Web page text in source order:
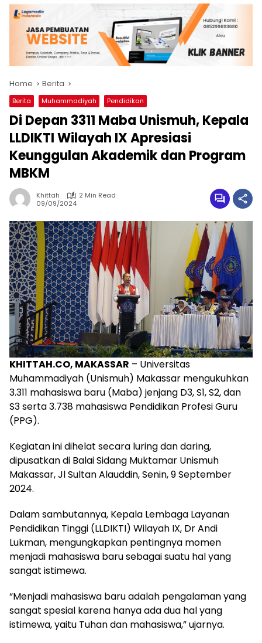
Home Berita
Berita Muhammadiyah Pendidikan
Di Depan 3311 Maba Unismuh, Kepala
LLDIKTI Wilayah IX Apresiasi
Keunggulan Akademik dan Program
MBKM
Khittah
2 Min Read
09/09/2024
KHITTAH.CO, MAKASSAR – Universitas
Muhammadiyah (Unismuh) Makassar mengukuhkan
3.311 mahasiswa baru (Maba) jenjang D3, S1, S2, dan
S3 serta 3.738 mahasiswa Pendidikan Profesi Guru
(PPG).
Kegiatan ini dihelat secara luring dan daring,
dipusatkan di Balai Sidang Muktamar Unismuh
Makassar, Jl Sultan Alauddin, Senin, 9 September
2024.
Dalam sambutannya, Kepala Lembaga Layanan
Pendidikan Tinggi (LLDIKTI) Wilayah IX, Dr Andi
Lukman, mengungkapkan pentingnya momen
menjadi mahasiswa baru sebagai suatu hal yang
sangat istimewa.
“Menjadi mahasiswa baru adalah pengalaman yang
sangat spesial karena hanya ada dua hal yang
istimewa, yaitu Tuhan dan mahasiswa,” ujarnya.